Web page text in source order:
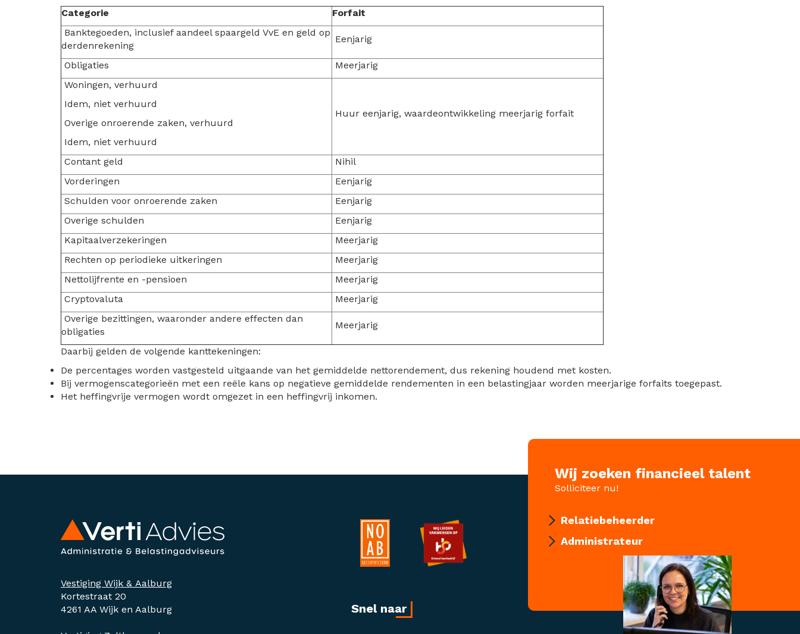
Categorie
Forfait
Banktegoeden, inclusief aandeel spaargeld VvE en geld op
derdenrekening
Eenjarig
Obligaties
Meerjarig
Woningen, verhuurd
Idem, niet verhuurd
Overige onroerende zaken, verhuurd
Idem, niet verhuurd
Huur eenjarig, waardeontwikkeling meerjarig forfait
Contant geld
Nihil
Vorderingen
Eenjarig
Schulden voor onroerende zaken
Eenjarig
Overige schulden
Eenjarig
Kapitaalverzekeringen
Meerjarig
Rechten op periodieke uitkeringen
Meerjarig
Nettolijfrente en -pensioen
Meerjarig
Cryptovaluta
Meerjarig
Overige bezittingen, waaronder andere effecten dan
obligaties
Meerjarig
Daarbij gelden de volgende kanttekeningen:
De percentages worden vastgesteld uitgaande van het gemiddelde nettorendement, dus rekening houdend met kosten.
Bij vermogenscategorieën met een reële kans op negatieve gemiddelde rendementen in een belastingjaar worden meerjarige forfaits toegepast.
Het heffingvrije vermogen wordt omgezet in een heffingvrij inkomen.
Wij zoeken financieel talent
Solliciteer nu!
Relatiebeheerder
Administrateur
Vestiging Wijk & Aalburg
Kortestraat 20
4261 AA Wijk en Aalburg
Snel naar